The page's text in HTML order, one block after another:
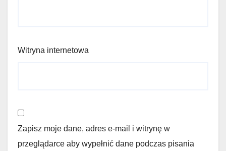
Witryna internetowa
Zapisz moje dane, adres e-mail i witrynę w
przeglądarce aby wypełnić dane podczas pisania